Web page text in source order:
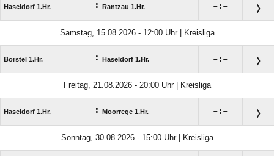
Haseldorf 1.Hr. : Rantzau 1.Hr. :
Samstag, 15.08.2026 - 12:00 Uhr | Kreisliga
Borstel 1.Hr. : Haseldorf 1.Hr. :
Freitag, 21.08.2026 - 20:00 Uhr | Kreisliga
Haseldorf 1.Hr. : Moorrege 1.Hr. :
Sonntag, 30.08.2026 - 15:00 Uhr | Kreisliga